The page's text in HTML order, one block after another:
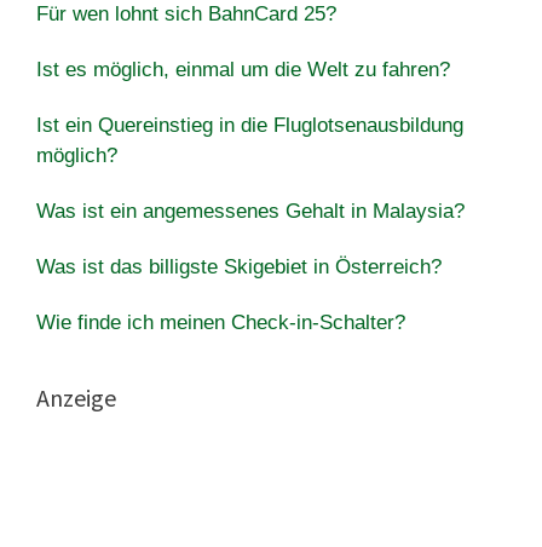
Für wen lohnt sich BahnCard 25?
Ist es möglich, einmal um die Welt zu fahren?
Ist ein Quereinstieg in die Fluglotsenausbildung
möglich?
Was ist ein angemessenes Gehalt in Malaysia?
Was ist das billigste Skigebiet in Österreich?
Wie finde ich meinen Check-in-Schalter?
Anzeige